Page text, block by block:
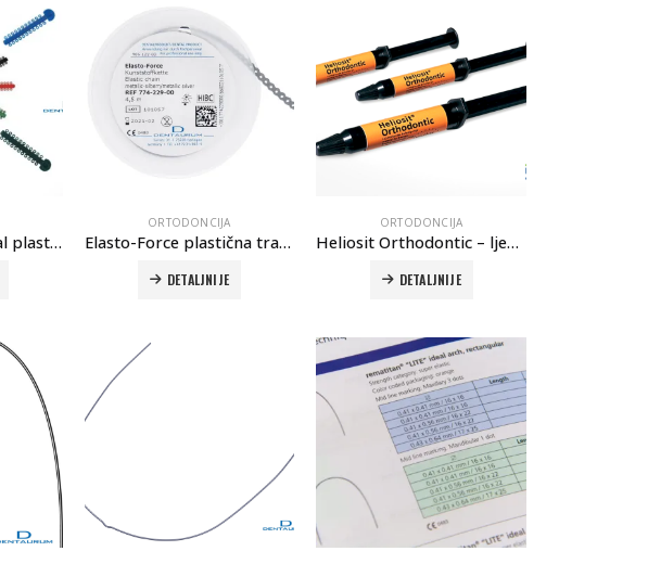
Dentalastic Personal plastične ligature
ORTODONCIJA
Elasto-Force plastična traka bez kratkog konektora
DETALJNIJE
ORTODONCIJA
Heliosit Orthodontic – ljepilo za bravice
DETALJNIJE